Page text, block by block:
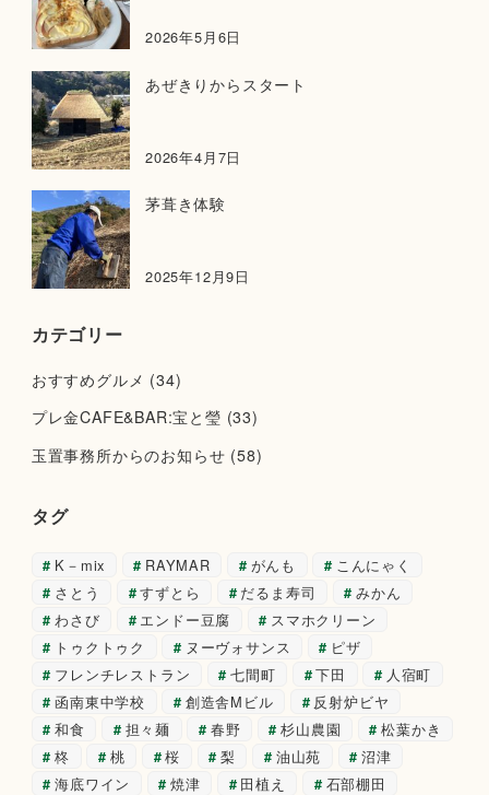
2026年5月6日
あぜきりからスタート
2026年4月7日
茅葺き体験
2025年12月9日
カテゴリー
おすすめグルメ (34)
プレ金CAFE&BAR:宝と瑩 (33)
玉置事務所からのお知らせ (58)
タグ
K－mix RAYMAR がんも
こんにゃく
さとう
すずとら だるま寿司
みかん
わさび
エンドー豆腐
スマホクリーン
トゥクトゥク
ヌーヴォサンス
ピザ
フレンチレストラン
七間町 下田
人宿町
函南東中学校
創造舎Mビル
反射炉ビヤ
和食
担々麺 春野 杉山農園
松葉かき
柊
桃 桜 梨 油山苑
沼津
海底ワイン
焼津 田植え
石部棚田